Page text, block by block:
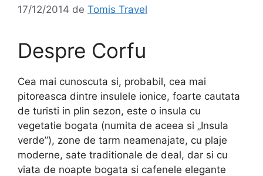
17/12/2014 de Tomis Travel
Despre Corfu
Cea mai cunoscuta si, probabil, cea mai
pitoreasca dintre insulele ionice, foarte cautata
de turisti in plin sezon, este o insula cu
vegetatie bogata (numita de aceea si „Insula
verde”), zone de tarm neamenajate, cu plaje
moderne, sate traditionale de deal, dar si cu
viata de noapte bogata si cafenele elegante